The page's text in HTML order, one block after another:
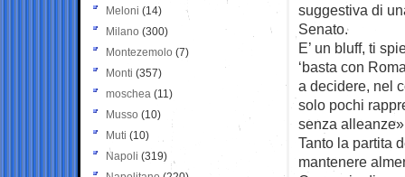
suggestiva di
Senato.
E’ un bluff, ti
‘basta con
a decidere, nel
solo pochi
senza
Tanto la partita
mantenere
Meloni (14)
Milano (300)
Montezemolo (7)
Monti (357)
moschea (11)
Musso (10)
Muti (10)
Napoli (319)